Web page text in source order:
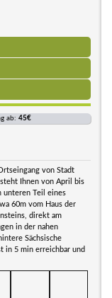
ab: 45€
von Stadt
Ihnen von April bis
unteren Teil eines
60m vom Haus der
direkt am
in der nahen
Sächsische
in 5 min erreichbar und